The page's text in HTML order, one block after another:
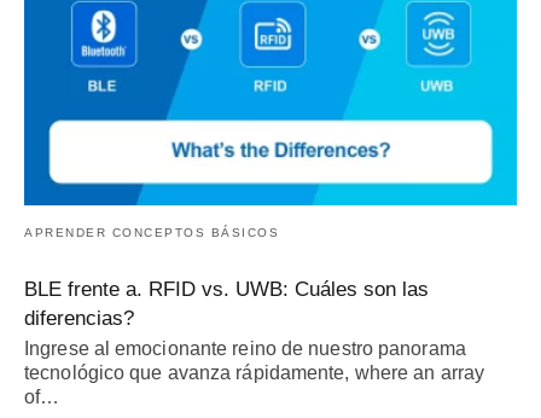
APRENDER CONCEPTOS BÁSICOS
BLE frente a. RFID vs. UWB: Cuáles son las
diferencias?
Ingrese al emocionante reino de nuestro panorama
tecnológico que avanza rápidamente, where an array
of…